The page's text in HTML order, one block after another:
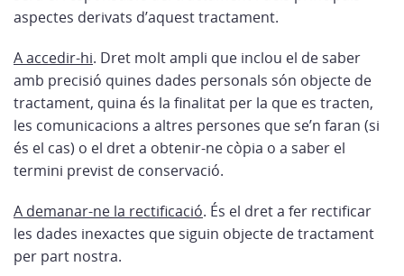
aspectes derivats d’aquest tractament.
A accedir-hi. Dret molt ampli que inclou el de saber
amb precisió quines dades personals són objecte de
tractament, quina és la finalitat per la que es tracten,
les comunicacions a altres persones que se’n faran (si
és el cas) o el dret a obtenir-ne còpia o a saber el
termini previst de conservació.
A demanar-ne la rectificació. És el dret a fer rectificar
les dades inexactes que siguin objecte de tractament
per part nostra.